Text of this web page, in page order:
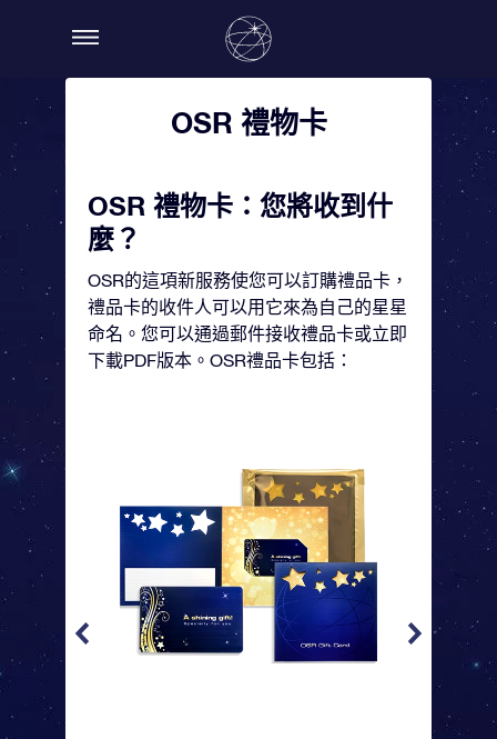
OSR 禮物卡
OSR 禮物卡：您將收到什
麼？
OSR的這項新服務使您可以訂購禮品卡，
禮品卡的收件人可以用它來為自己的星星
命名。您可以通過郵件接收禮品卡或立即
下載PDF版本。OSR禮品卡包括：